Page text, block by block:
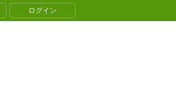
ログイン